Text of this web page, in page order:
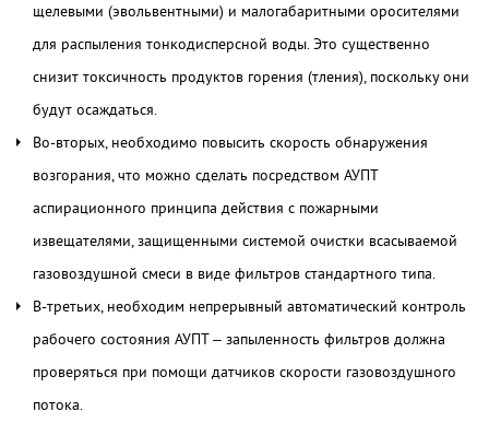
щелевыми (эвольвентными) и малогабаритными оросителями
для распыления тонкодисперсной воды. Это существенно
снизит токсичность продуктов горения (тления), поскольку они
будут осаждаться.
Во-вторых, необходимо повысить скорость обнаружения
возгорания, что можно сделать посредством АУПТ
аспирационного принципа действия с пожарными
извещателями, защищенными системой очистки всасываемой
газовоздушной смеси в виде фильтров стандартного типа.
В-третьих, необходим непрерывный автоматический контроль
рабочего состояния АУПТ – запыленность фильтров должна
проверяться при помощи датчиков скорости газовоздушного
потока.